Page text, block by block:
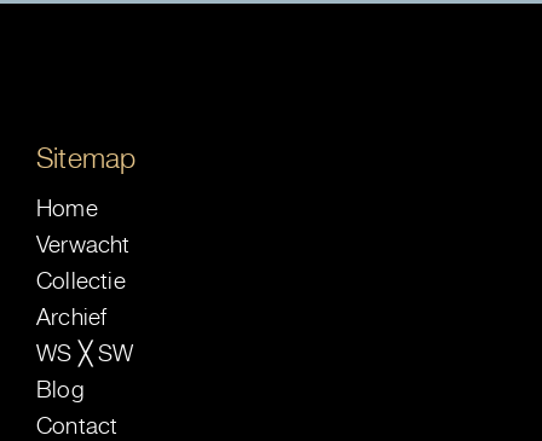
Sitemap
Home
Verwacht
Collectie
Archief
WS ╳ SW
Blog
Contact